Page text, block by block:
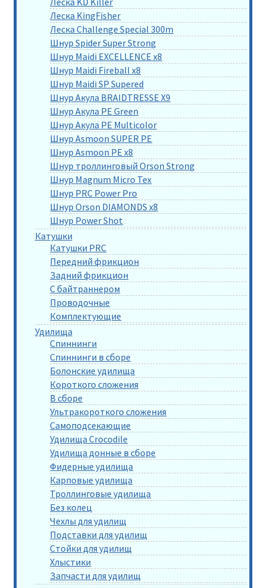
Леска KingFisher
Леска Challenge Special 300m
Шнур Spider Super Strong
Шнур Maidi EXCELLENCE x8
Шнур Maidi Fireball x8
Шнур Maidi SP Supered
Шнур Акула BRAIDTRESSE X9
Шнур Акула PE Green
Шнур Акула PE Multicolor
Шнур Asmoon SUPER PE
Шнур Asmoon PE x8
Шнур троллинговый Orson Strong
Шнур Magnum Micro Tex
Шнур PRC Power Pro
Шнур Orson DIAMONDS x8
Шнур Power Shot
Катушки
Катушки PRC
Передний фрикцион
Задний фрикцион
С байтраннером
Проводочные
Комплектующие
Удилища
Спиннинги
Спиннинги в сборе
Болонские удилища
Короткого сложения
В сборе
Ультракороткого сложения
Самоподсекающие
Удилища Crocodile
Удилища донные в сборе
Фидерные удилища
Карповые удилища
Троллинговые удилища
Без колец
Чехлы для удилищ
Подставки для удилищ
Стойки для удилищ
Хлыстики
Запчасти для удилищ